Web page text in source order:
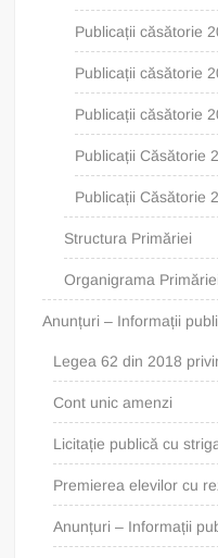
Publicații căsătorie
Publicații căsătorie
Publicații căsătorie
Publicații Căsătorie
Publicații Căsătorie
Structura Primăriei
Organigrama
Anunțuri – Informații
Legea 62 din 2018
Cont unic amenzi
Licitație publică cu
Premierea elevilor cu
Anunțuri – Informații